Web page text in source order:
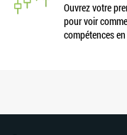
Ouvrez votre
pour voir
compétences